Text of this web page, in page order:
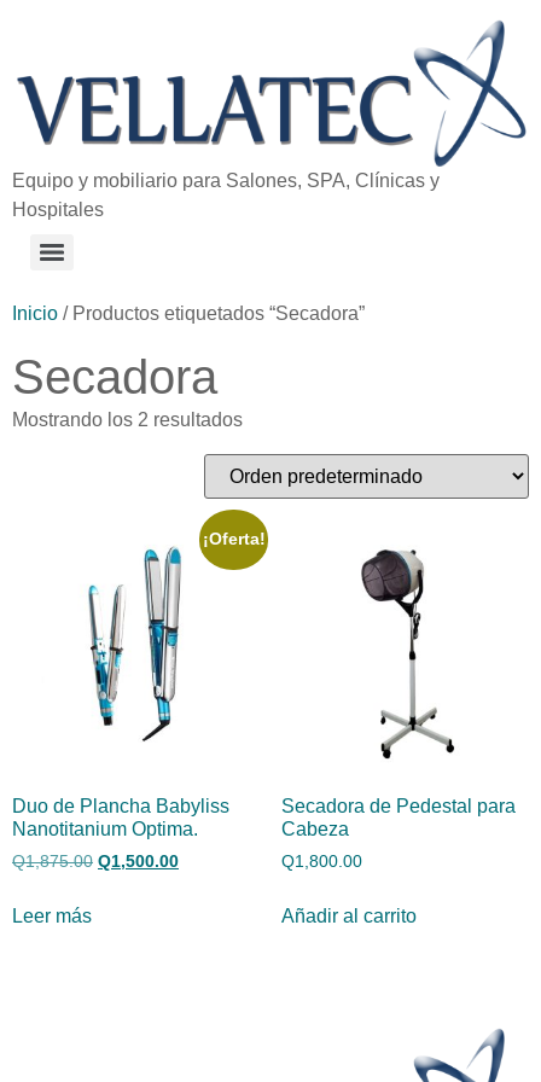
Equipo y mobiliario para Salones, SPA, Clínicas y
Hospitales
Inicio / Productos etiquetados “Secadora”
Secadora
Mostrando los 2 resultados
¡Oferta!
Duo de Plancha Babyliss
Nanotitanium Optima.
Q1,875.00 Q1,500.00
Leer más
Secadora de Pedestal para
Cabeza
Q1,800.00
Añadir al carrito